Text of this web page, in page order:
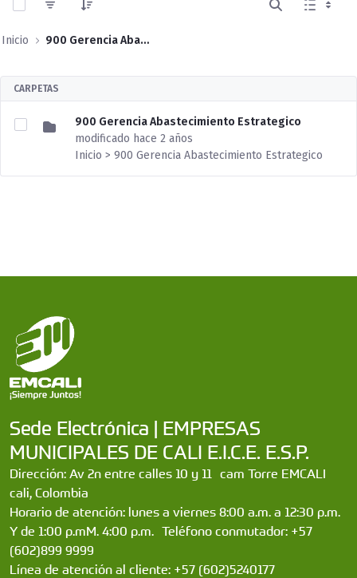
Inicio 900 Gerencia Abastecimiento Estrategico
CARPETAS
900 Gerencia Abastecimiento Estrategico
modificado hace 2 años
Inicio > 900 Gerencia Abastecimiento Estrategico
Sede Electrónica | EMPRESAS
MUNICIPALES DE CALI E.I.C.E. E.S.P.
Dirección: Av 2n entre calles 10 y 11 cam Torre EMCALI
cali, Colombia
Horario de atención: lunes a viernes 8:00 a.m. a 12:30 p.m.
Y de 1:00 p.mM. 4:00 p.m. Teléfono conmutador: +57
(602)899 9999
Línea de atención al cliente: +57 (602)5240177